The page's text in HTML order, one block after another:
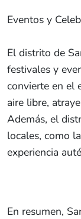
Eventos y
El distrito de
festivales y
convierte en el
aire libre,
Además, el
locales, como
experiencia
En resumen,